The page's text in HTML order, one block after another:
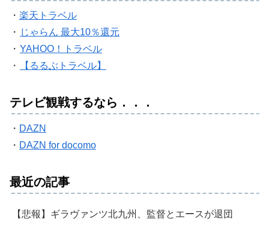
・ 楽天トラベル
・ じゃらん 最大10％還元
・ YAHOO！トラベル
・
【るるぶトラベル】
テレビ観戦するなら．．．
・ DAZN
・ DAZN for docomo
最近の記事
【悲報】ギラヴァンツ北九州、監督とエースが退団